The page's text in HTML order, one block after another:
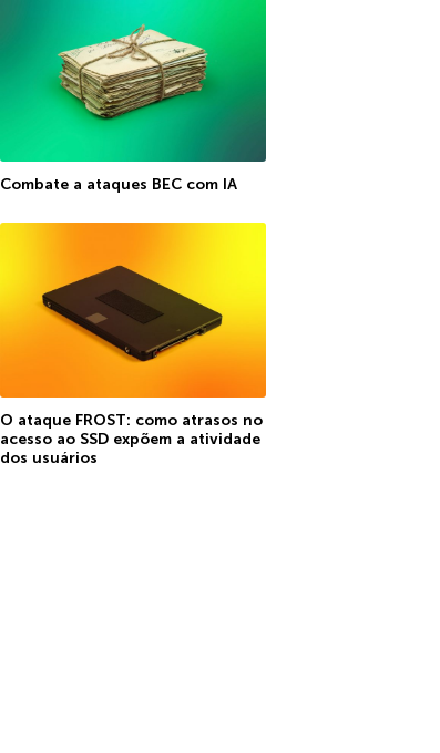
Combate a ataques BEC com IA
O ataque FROST: como atrasos no
acesso ao SSD expõem a atividade
dos usuários